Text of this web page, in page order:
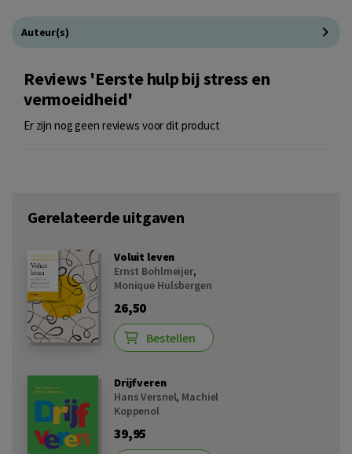
Auteur(s)
Reviews 'Eerste hulp bij stress en
vermoeidheid'
Er zijn nog geen reviews voor dit product
Gerelateerde uitgaven
Voluit leven
Ernst Bohlmeijer,
Monique Hulsbergen
26,50
Bestellen
Drijfveren
Hans Versnel, Machiel
Koppenol
39,95